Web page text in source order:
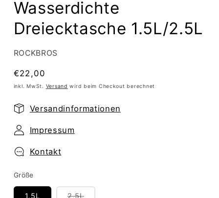
Wasserdichte
Dreiecktasche 1.5L/2.5L
ROCKBROS
Normaler
Preis
€22,00
inkl. MwSt. Versand wird beim Checkout berechnet
Versandinformationen
Impressum
Kontakt
Größe
1,5L 2,5LVariante